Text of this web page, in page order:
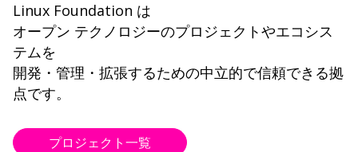
Linux Foundation は
オープン テクノロジーのプロジェクトやエコシス
テムを
開発・管理・拡張するための中立的で信頼できる拠
点です。
プロジェクト一覧